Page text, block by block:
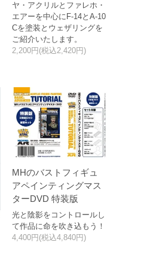
ヤ・アクリルとファレホ・
エアーを中心にF-14とA-10
Cを塗装とウェザリングを
ご紹介いたします。
2,200円(税込2,420円)
MHのバストフィギュ
アペインティングマス
ターDVD 特装版
光と陰影をコントロールし
て作品に命を吹き込もう！
4,400円(税込4,840円)